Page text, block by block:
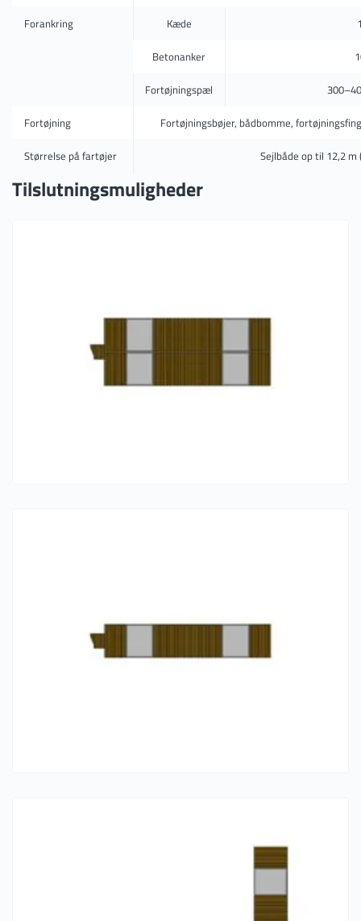
Forankring Kæde
Betonanker
Fortøjningspæl
Fortøjning Fortøjningsbøjer, bådbomme,
Størrelse på fartøjer Sejlbåde op til 12,2 m
Tilslutningsmuligheder